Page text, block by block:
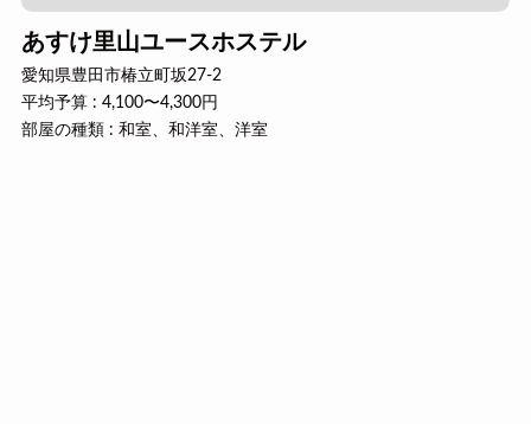
あすけ里山ユースホステル
愛知県豊田市椿立町坂27-2
平均予算 : 4,100〜4,300円
部屋の種類 : 和室、和洋室、洋室